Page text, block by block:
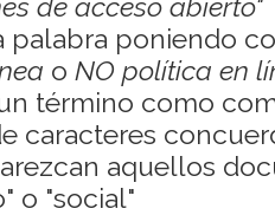
palabra poniendo
o NO política en
término como
caracteres
aquellos
o "social"